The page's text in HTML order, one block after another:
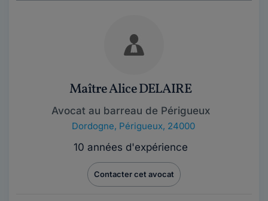
Maître Alice DELAIRE
Avocat au barreau de Périgueux
Dordogne, Périgueux, 24000
10 années d'expérience
Contacter cet avocat